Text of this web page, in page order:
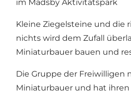
im Madsby Aktivitätspark
Kleine Ziegelsteine und die
nichts wird dem Zufall
Miniaturbauer bauen und
Die Gruppe der Freiwilligen
Miniaturbauer und hat ihren